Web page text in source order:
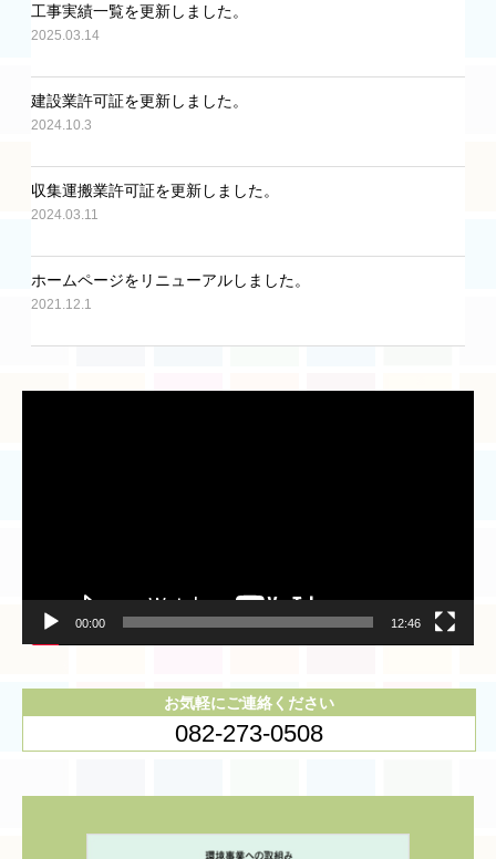
工事実績一覧を更新しました。
2025.03.14
建設業許可証を更新しました。
2024.10.3
収集運搬業許可証を更新しました。
2024.03.11
ホームページをリニューアルしました。
2021.12.1
動
00:00 12:46
お気軽にご連絡ください
082-273-0508